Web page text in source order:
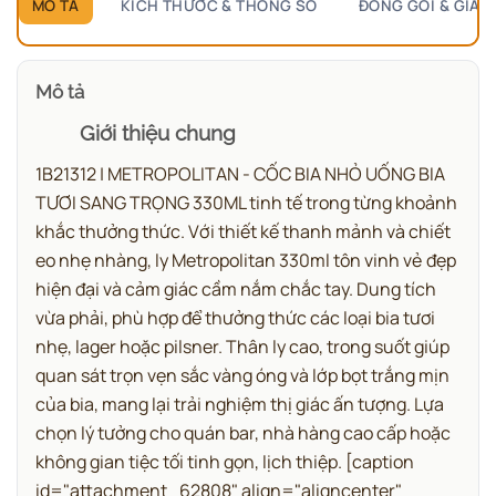
MÔ TẢ KÍCH THƯỚC & THÔNG SỐ ĐÓNG GÓI & GIAO
Mô tả
Giới thiệu chung
1B21312 | METROPOLITAN - CỐC BIA NHỎ UỐNG BIA
TƯƠI SANG TRỌNG 330ML tinh tế trong từng khoảnh
khắc thưởng thức.Với thiết kế thanh mảnh và chiết
eo nhẹ nhàng, ly Metropolitan 330ml tôn vinh vẻ đẹp
hiện đại và cảm giác cầm nắm chắc tay. Dung tích
vừa phải, phù hợp để thưởng thức các loại bia tươi
nhẹ, lager hoặc pilsner. Thân ly cao, trong suốt giúp
quan sát trọn vẹn sắc vàng óng và lớp bọt trắng mịn
của bia, mang lại trải nghiệm thị giác ấn tượng. Lựa
chọn lý tưởng cho quán bar, nhà hàng cao cấp hoặc
không gian tiệc tối tinh gọn, lịch thiệp. [caption
id="attachment_62808" align="aligncenter"